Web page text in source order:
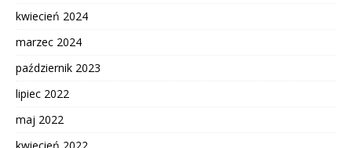
kwiecień 2024
marzec 2024
październik 2023
lipiec 2022
maj 2022